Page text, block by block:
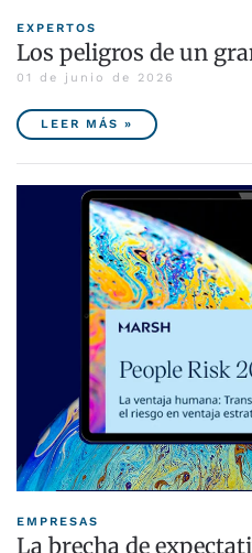
EXPERTOS
Los peligros de un
01 de junio de 2026
LEER MÁS »
EMPRESAS
La brecha de